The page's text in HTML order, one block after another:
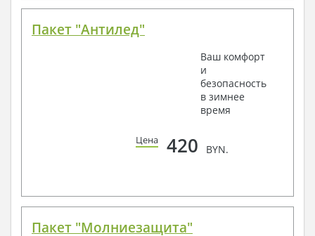
Пакет "Антилед"
Ваш комфорт
и
безопасность
в зимнее
время
Цена 420 BYN.
Пакет "Молниезащита"